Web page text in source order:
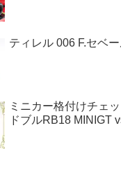
ティレル 006 F.セベ
ミニカー格付けチェ
ドブルRB18 MINIGT